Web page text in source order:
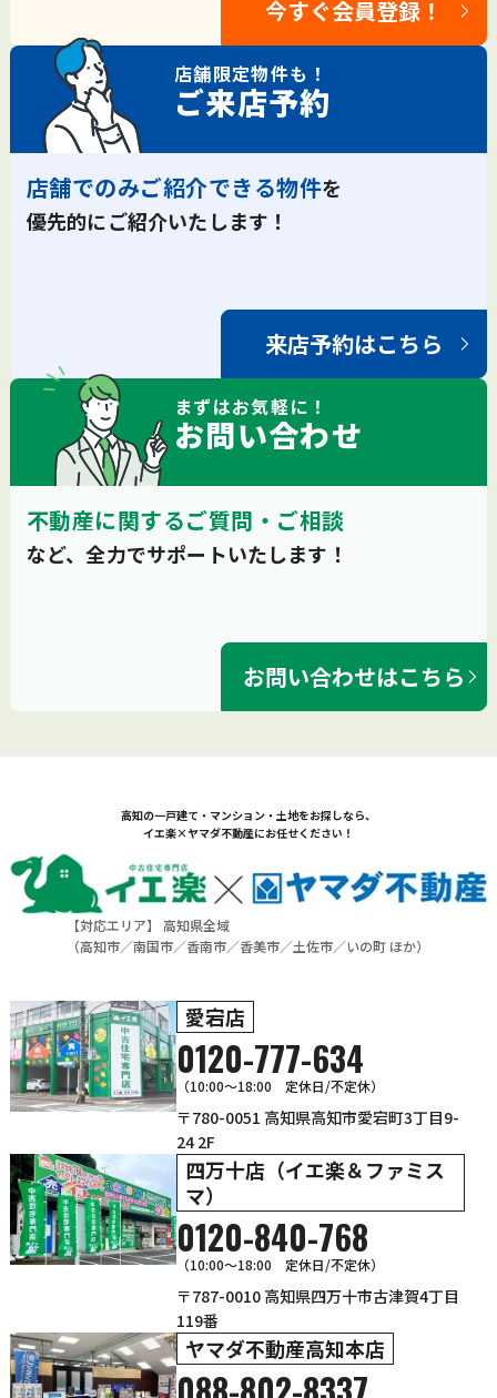
今すぐ会員登録！
店舗限定物件も！
ご来店予約
店舗でのみご紹介できる物件を
優先的にご紹介いたします！
来店予約はこちら
まずはお気軽に！
お問い合わせ
不動産に関するご質問・ご相談
など、全力でサポートいたします！
お問い合わせはこちら
高知の一戸建て・マンション・土地をお探しなら、
イエ楽×ヤマダ不動産にお任せください！
【対応エリア】 高知県全域
（高知市／南国市／香南市／香美市／土佐市／いの町 ほか）
愛宕店
0120-777-634
（10:00～18:00 定休日/不定休）
〒780-0051 高知県高知市愛宕町3丁目9-
24 2F
四万十店（イエ楽＆ファミス
マ）
0120-840-768
（10:00〜18:00 定休日/不定休）
〒787-0010 高知県四万十市古津賀4丁目
119番
ヤマダ不動産高知本店